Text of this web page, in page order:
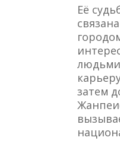
Её
затем